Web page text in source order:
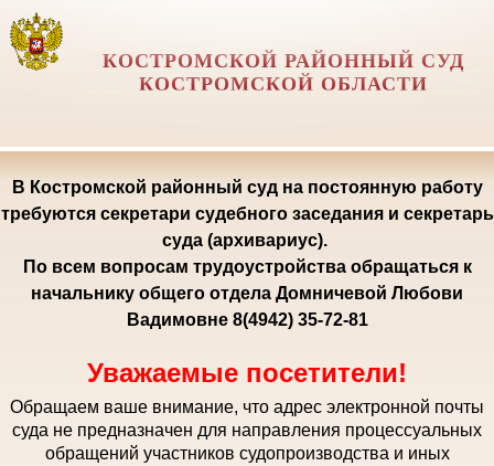
КОСТРОМСКОЙ РАЙОННЫЙ СУД
КОСТРОМСКОЙ ОБЛАСТИ
В Костромской районный суд на постоянную работу
требуются секретари судебного заседания и секретарь
суда (архивариус).
По всем вопросам трудоустройства обращаться к
начальнику общего отдела Домничевой Любови
Вадимовне 8(4942) 35-72-81
Уважаемые посетители!
Обращаем ваше внимание, что адрес электронной почты
суда не предназначен для направления процессуальных
обращений участников судопроизводства и иных